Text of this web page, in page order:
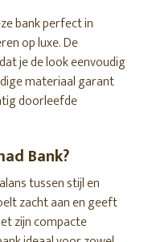
bank perfect in
op luxe. De
je de look eenvoudig
materiaal garant
doorleefde
Bank?
tussen stijl en
zacht aan en geeft
zijn compacte